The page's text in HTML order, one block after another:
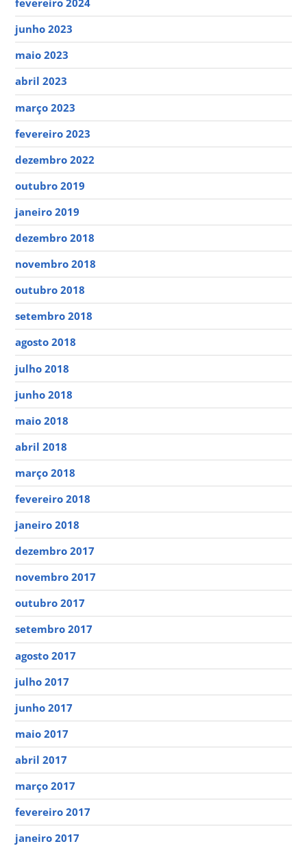
fevereiro 2024
junho 2023
maio 2023
abril 2023
março 2023
fevereiro 2023
dezembro 2022
outubro 2019
janeiro 2019
dezembro 2018
novembro 2018
outubro 2018
setembro 2018
agosto 2018
julho 2018
junho 2018
maio 2018
abril 2018
março 2018
fevereiro 2018
janeiro 2018
dezembro 2017
novembro 2017
outubro 2017
setembro 2017
agosto 2017
julho 2017
junho 2017
maio 2017
abril 2017
março 2017
fevereiro 2017
janeiro 2017